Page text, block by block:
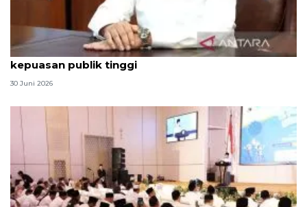
Qodari: Pemerintah tak puas diri meski tingkat
kepuasan publik tinggi
30 Juni 2026